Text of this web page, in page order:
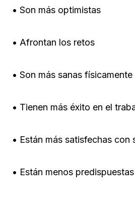
• Son más optimistas
• Afrontan los retos
• Son más sanas físicamente
• Tienen más éxito en el
• Están más satisfechas con
• Están menos